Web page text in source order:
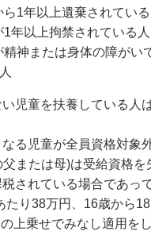
ら1年以上遺棄されている
1年以上拘禁されている人
精神または身体の障がい
児童を扶養している人
る児童が全員資格対象
または母)は受給資格を
されている場合であっ
たり38万円、16歳から
上乗せでみなし適用を